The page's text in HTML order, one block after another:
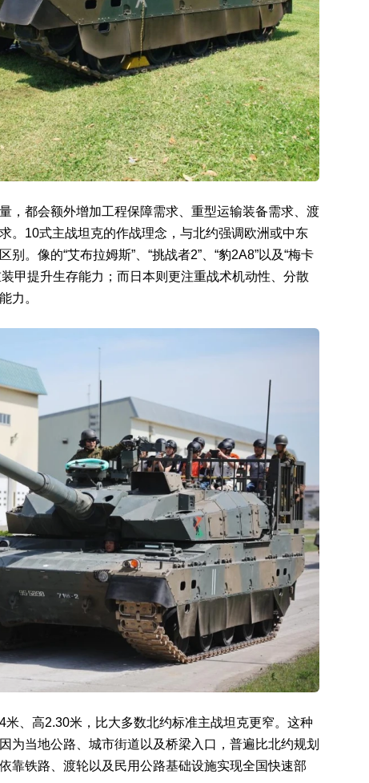
，都会额外增加工程保障需求、重型运输装备需求、渡
。10式主战坦克的作战理念，与北约强调欧洲或中东
。像的“艾布拉姆斯”、“挑战者2”、“豹2A8”以及“梅卡
甲提升生存能力；而日本则更注重战术机动性、分散
力。
、高2.30米，比大多数北约标准主战坦克更窄。这种
为当地公路、城市街道以及桥梁入口，普遍比北约规划
靠铁路、渡轮以及民用公路基础设施实现全国快速部